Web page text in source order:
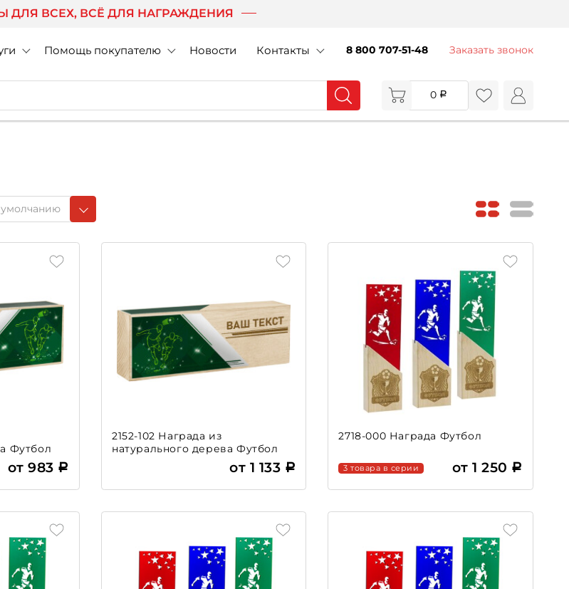
ДЛЯ ВСЕХ, ВСЁ ДЛЯ НАГРАЖДЕНИЯ
Помощь покупателю Новости Контакты 8 800 707-51-48 Заказать звонок
0
Футбол
от 983
2152-102 Награда из
натурального дерева Футбол
от 1 133
2718-000 Награда Футбол
3 товара в серии от 1 250